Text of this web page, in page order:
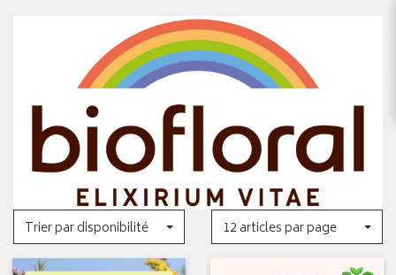
Trier par disponibilité 12 articles par page